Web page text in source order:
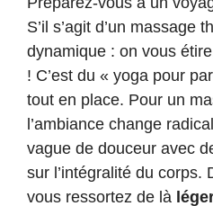
S’il s’agit d’un massage
dynamique : on vous
! C’est du « yoga pour
tout en place. Pour un
l’ambiance change
vague de douceur avec
sur l’intégralité du corps.
vous ressortez de là